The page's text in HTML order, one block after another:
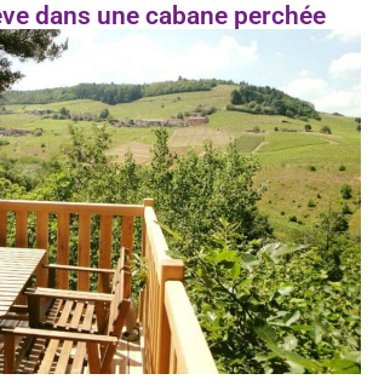
dans une cabane perchée